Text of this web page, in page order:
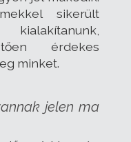
sikerült
érdekes
minket.
jelen ma